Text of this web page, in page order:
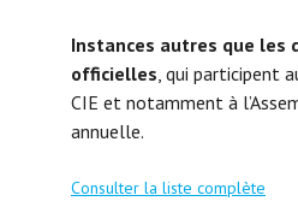
Instances autres que les
officielles , qui participent
CIE et notamment à
annuelle.
Consulter la liste complète